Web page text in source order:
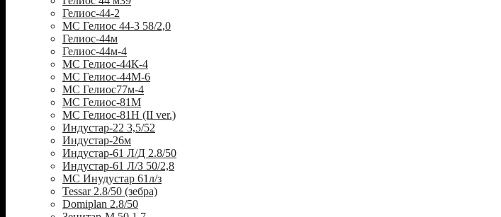
Гелиос-44-2
МС Гелиос 44-3 58/2,0
Гелиос-44м
Гелиос-44м-4
МС Гелиос-44К-4
МС Гелиос-44М-6
МС Гелиос77м-4
МС Гелиос-81М
МС Гелиос-81Н (II ver.)
Индустар-22 3,5/52
Индустар-26м
Индустар-61 Л/Д 2.8/50
Индустар-61 Л/З 50/2,8
МС Инудустар 61л/з
Tessar 2.8/50 (зебра)
Domiplan 2.8/50